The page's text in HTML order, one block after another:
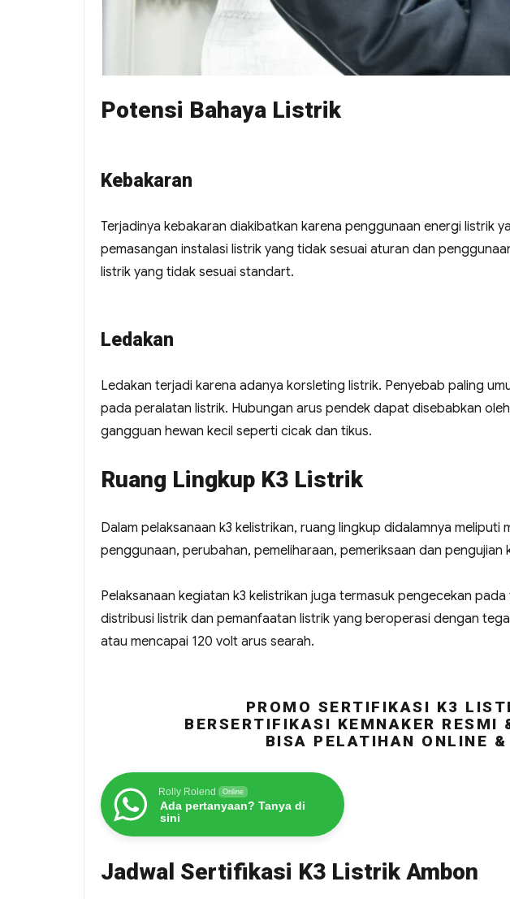
Potensi Bahaya Listrik
Kebakaran
Terjadinya kebakaran diakibatkan karena penggunaan energi listrik
pemasangan instalasi listrik yang tidak sesuai aturan dan
listrik yang tidak sesuai standart.
Ledakan
Ledakan terjadi karena adanya korsleting listrik. Penyebab paling
pada peralatan listrik. Hubungan arus pendek dapat disebabkan
gangguan hewan kecil seperti cicak dan tikus.
Ruang Lingkup K3 Listrik
Dalam pelaksanaan k3 kelistrikan, ruang lingkup didalamnya
penggunaan, perubahan, pemeliharaan, pemeriksaan dan pengujian
Pelaksanaan kegiatan k3 kelistrikan juga termasuk pengecekan
distribusi listrik dan pemanfaatan listrik yang beroperasi dengan
atau mencapai 120 volt arus searah.
PROMO SERTIFIKASI K3
BERSERTIFIKASI KEMNAKER
BISA PELATIHAN ONLINE &
Rolly Rolend Online
Ada pertanyaan? Tanya di
sini
Jadwal Sertifikasi K3 Listrik Ambon